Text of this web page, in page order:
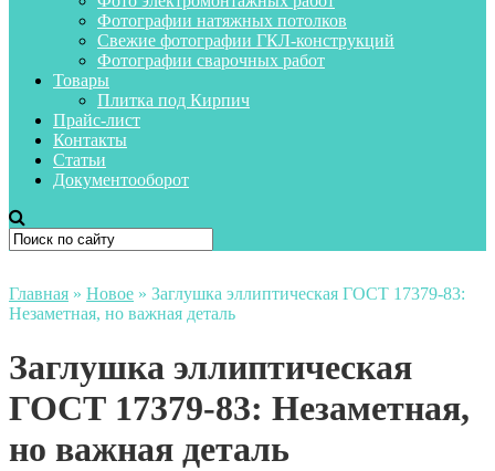
Фотографии натяжных потолков
Свежие фотографии ГКЛ-конструкций
Фотографии сварочных работ
Товары
Плитка под Кирпич
Прайс-лист
Контакты
Статьи
Документооборот
Главная » Новое » Заглушка эллиптическая ГОСТ 17379-83:
Незаметная, но важная деталь
Заглушка эллиптическая
ГОСТ 17379-83: Незаметная,
но важная деталь